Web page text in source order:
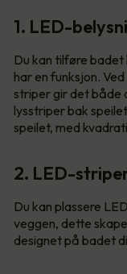
1. LED-
Du kan tilføre
har en funksjon.
striper gir det både
lysstriper bak
speilet, med
2. LED-
Du kan plassere
veggen, dette
designet på badet